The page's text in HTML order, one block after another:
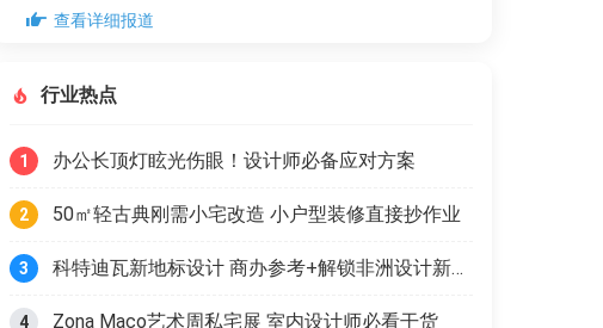
老设计，为全龄段高端私宅设计提供了可落地的参考
查看详细报道
行业热点
1 办公长顶灯眩光伤眼！设计师必备应对方案
2 50㎡轻古典刚需小宅改造 小户型装修直接抄作业
3 科特迪瓦新地标设计 商办参考+解锁非洲设计新商机
4 Zona Maco艺术周私宅展 室内设计师必看干货